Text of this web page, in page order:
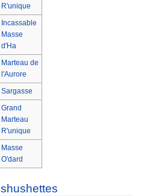
R'unique
Incassable
Masse
d'Ha
Marteau de
l'Aurore
Sargasse
Grand
Marteau
R'unique
Masse
O'dard
shushettes